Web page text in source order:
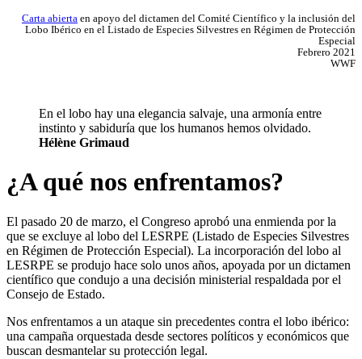
Carta abierta en apoyo del dictamen del Comité Científico y la inclusión del
Lobo Ibérico en el Listado de Especies Silvestres en Régimen de Protección
Especial
Febrero 2021
WWF
En el lobo hay una elegancia salvaje, una armonía entre
instinto y sabiduría que los humanos hemos olvidado.
Hélène Grimaud
¿A qué nos enfrentamos?
El pasado 20 de marzo, el Congreso aprobó una enmienda por la
que se excluye al lobo del LESRPE (Listado de Especies Silvestres
en Régimen de Protección Especial). La incorporación del lobo al
LESRPE se produjo hace solo unos años, apoyada por un dictamen
científico que condujo a una decisión ministerial respaldada por el
Consejo de Estado.
Nos enfrentamos a un ataque sin precedentes contra el lobo ibérico:
una campaña orquestada desde sectores políticos y económicos que
buscan desmantelar su protección legal.